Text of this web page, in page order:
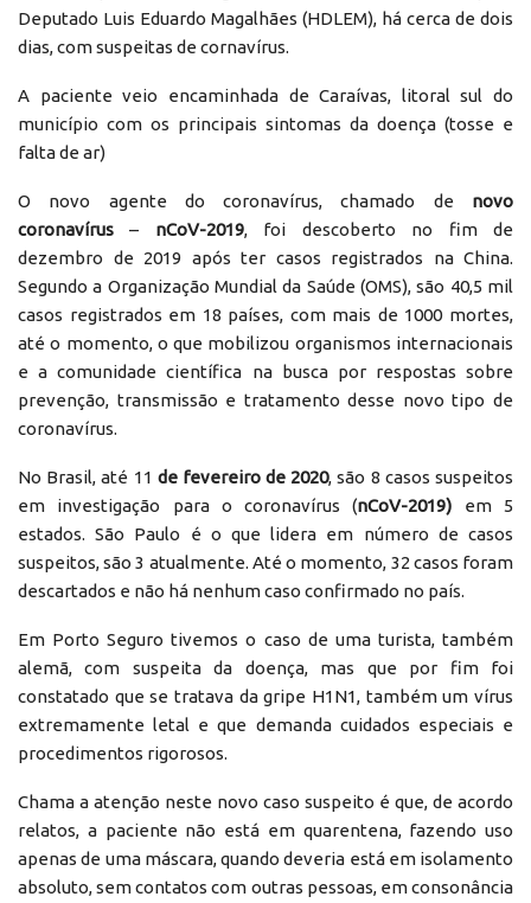
Deputado Luis Eduardo Magalhães (HDLEM), há cerca de dois
dias, com suspeitas de cornavírus.
A paciente veio encaminhada de Caraívas, litoral sul do
município com os principais sintomas da doença (tosse e
falta de ar)
O novo agente do coronavírus, chamado de novo
coronavírus – nCoV-2019, foi descoberto no fim de
dezembro de 2019 após ter casos registrados na China.
Segundo a Organização Mundial da Saúde (OMS), são 40,5 mil
casos registrados em 18 países, com mais de 1000 mortes,
até o momento, o que mobilizou organismos internacionais
e a comunidade científica na busca por respostas sobre
prevenção, transmissão e tratamento desse novo tipo de
coronavírus.
No Brasil, até 11 de fevereiro de 2020, são 8 casos suspeitos
em investigação para o coronavírus (nCoV-2019) em 5
estados. São Paulo é o que lidera em número de casos
suspeitos, são 3 atualmente. Até o momento, 32 casos foram
descartados e não há nenhum caso confirmado no país.
Em Porto Seguro tivemos o caso de uma turista, também
alemã, com suspeita da doença, mas que por fim foi
constatado que se tratava da gripe H1N1, também um vírus
extremamente letal e que demanda cuidados especiais e
procedimentos rigorosos.
Chama a atenção neste novo caso suspeito é que, de acordo
relatos, a paciente não está em quarentena, fazendo uso
apenas de uma máscara, quando deveria está em isolamento
absoluto, sem contatos com outras pessoas, em consonância